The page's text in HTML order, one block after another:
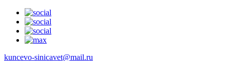
kuncevo-sinicavet@mail.ru